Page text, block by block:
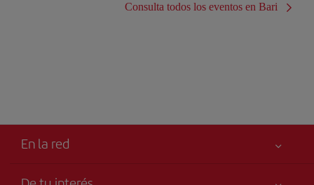
Consulta todos los eventos en Bari
En la red